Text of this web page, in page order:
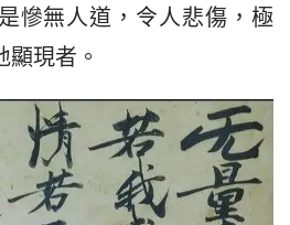
慘無人道，令人悲傷，極
現者。